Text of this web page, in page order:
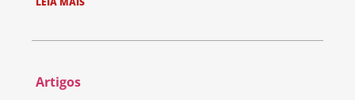
Artigos